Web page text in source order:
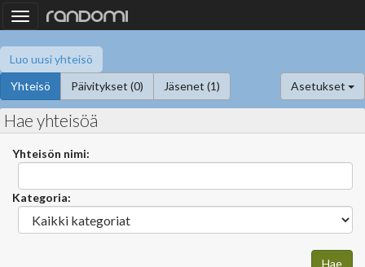
Toggle
navigation
Luo uusi yhteisö
Yhteisö
Päivitykset (0) Jäsenet (1) Asetukset
Hae yhteisöä
Yhteisön nimi:
Kategoria: